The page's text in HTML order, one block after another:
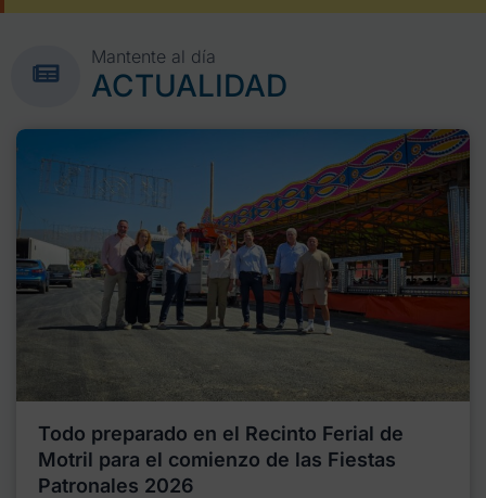
Mantente al día
ACTUALIDAD
Todo preparado en el Recinto Ferial de
Motril para el comienzo de las Fiestas
Patronales 2026